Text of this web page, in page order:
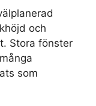
och
Stora fönster
som